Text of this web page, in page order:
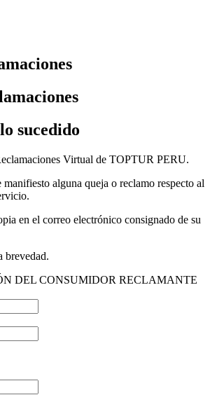
sucedido
Virtual de TOPTUR PERU.
alguna queja o reclamo respecto al
en el correo electrónico consignado de su
brevedad.
DEL CONSUMIDOR RECLAMANTE